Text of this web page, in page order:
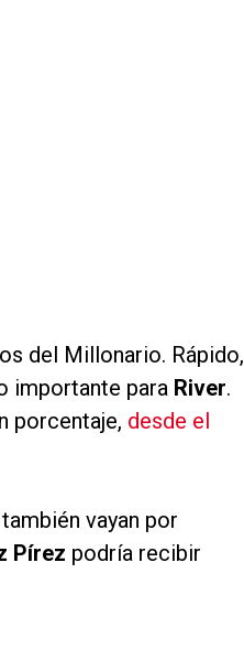
del Millonario. Rápido,
importante para River.
porcentaje, desde el
también vayan por
Pírez podría recibir